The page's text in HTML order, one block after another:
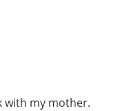
with my mother.